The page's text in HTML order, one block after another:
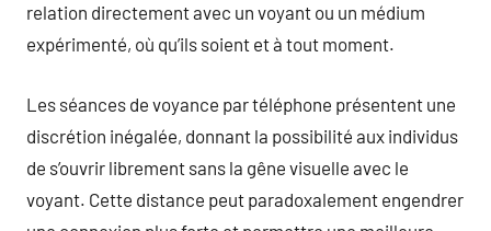
relation directement avec un voyant ou un médium
expérimenté, où qu’ils soient et à tout moment.
Les séances de voyance par téléphone présentent une
discrétion inégalée, donnant la possibilité aux individus
de s’ouvrir librement sans la gêne visuelle avec le
voyant. Cette distance peut paradoxalement engendrer